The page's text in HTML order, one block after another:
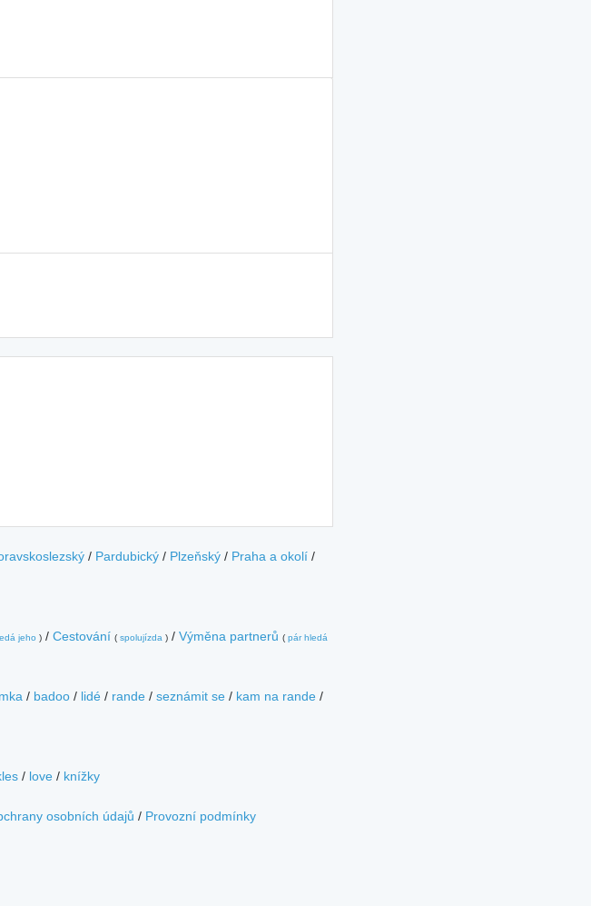
/ Pardubický / Plzeňský / Praha a okolí /
jeho ) / Cestování ( spolujízda ) / Výměna partnerů ( pár hledá
/ badoo / lidé / rande / seznámit se / kam na rande /
/ love / knížky
osobních údajů / Provozní podmínky